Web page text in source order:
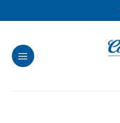
ai
contenuti